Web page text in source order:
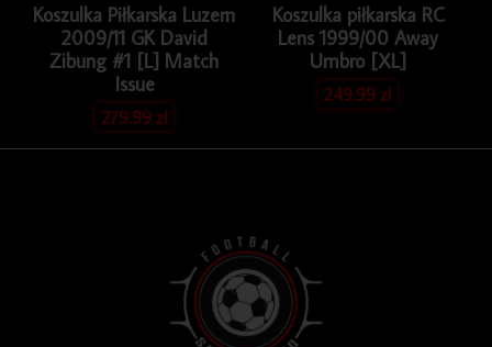
Koszulka Piłkarska Luzern
2009/11 GK David
Zibung #1 [L] Match
Issue
279.99zł
Koszulka piłkarska RC
Lens 1999/00 Away
Umbro [XL]
249.99zł